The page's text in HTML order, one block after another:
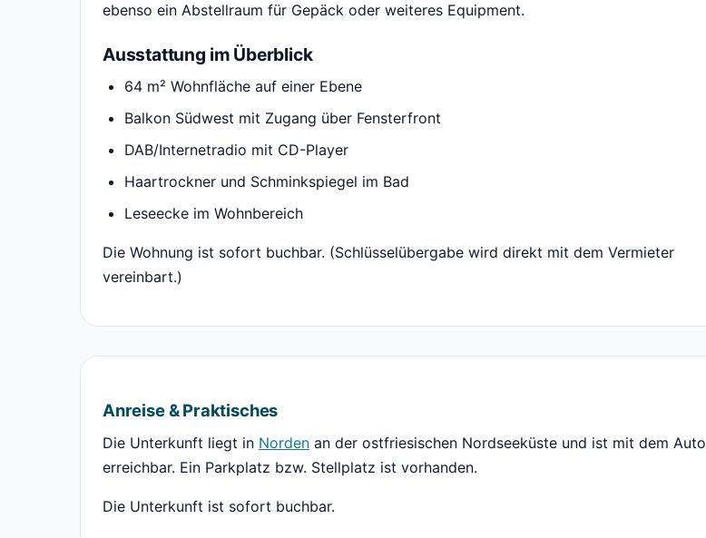
ebenso ein Abstellraum für Gepäck oder weiteres Equipment.
Ausstattung im Überblick
64 m² Wohnfläche auf einer Ebene
Balkon Südwest mit Zugang über Fensterfront
DAB/Internetradio mit CD-Player
Haartrockner und Schminkspiegel im Bad
Leseecke im Wohnbereich
Die Wohnung ist sofort buchbar. (Schlüsselübergabe wird direkt mit dem Vermieter
vereinbart.)
Anreise & Praktisches
Die Unterkunft liegt in Norden an der ostfriesischen Nordseeküste und ist mit dem Auto
erreichbar. Ein Parkplatz bzw. Stellplatz ist vorhanden.
Die Unterkunft ist sofort buchbar.